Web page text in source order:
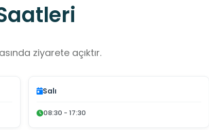
ziyarete açıktır.
Salı
08:30 - 17:30